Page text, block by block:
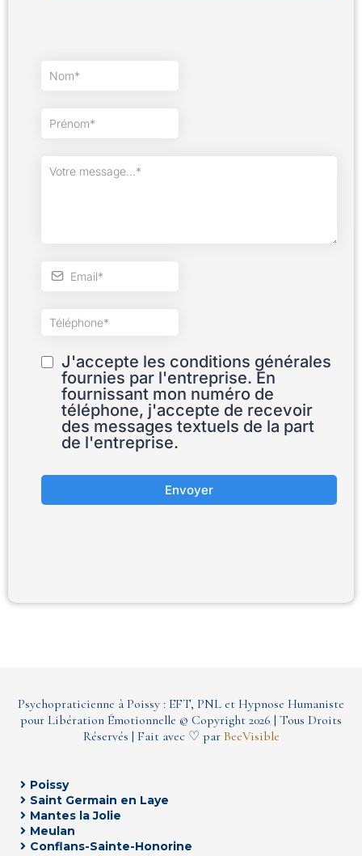
J'accepte les conditions générales
fournies par l'entreprise. En
fournissant mon numéro de
téléphone, j'accepte de recevoir
des messages textuels de la part
de l'entreprise.
Envoyer
Psychopraticienne à Poissy : EFT, PNL et Hypnose Humaniste
pour Libération Émotionnelle © Copyright 2026 | Tous Droits
Réservés | Fait avec ♡ par BeeVisible
Poissy
Saint Germain en Laye
Mantes la Jolie
Meulan
Conflans-Sainte-Honorine